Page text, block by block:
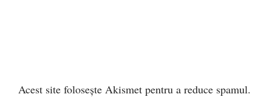
Acest site folosește Akismet pentru a reduce spamul.